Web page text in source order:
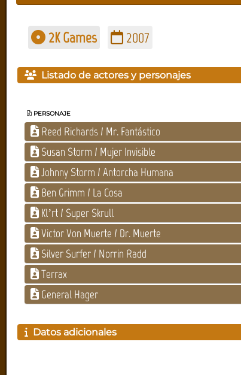
2K Games 2007
Listado de actores y personajes
PERSONAJE
Reed Richards / Mr. Fantástico
Susan Storm / Mujer Invisible
Johnny Storm / Antorcha Humana
Ben Grimm / La Cosa
Kl’rt / Super Skrull
Victor Von Muerte / Dr. Muerte
Silver Surfer / Norrin Radd
Terrax
General Hager
Datos adicionales